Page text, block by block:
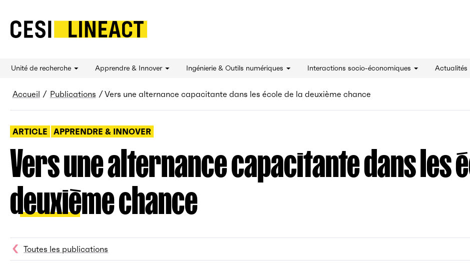
CESI LINEACT - Laboratoire de recherche et d'innovation - Accueil
Unité de recherche Apprendre & Innover Ingénierie & Outils numériques Interactions socio-économiques Actualités
Fil d’Ariane
Accueil Publications Vers une alternance capacitante dans les école de la deuxième chance
ARTICLE APPRENDRE & INNOVER
Vers une alternance capacitante dans les
deuxième chance
Toutes les publications